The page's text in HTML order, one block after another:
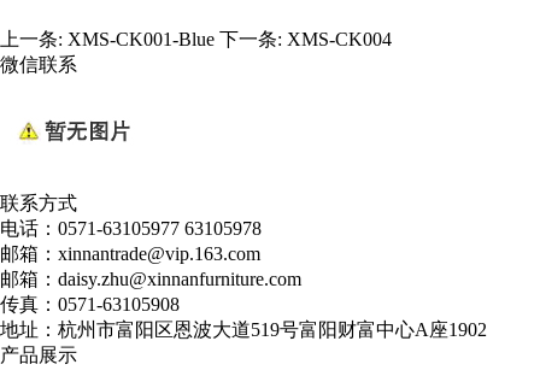
上一条: XMS-CK001-Blue 下一条: XMS-CK004
微信联系
联系方式
电话：0571-63105977 63105978
邮箱：xinnantrade@vip.163.com
邮箱：daisy.zhu@xinnanfurniture.com
传真：0571-63105908
地址：杭州市富阳区恩波大道519号富阳财富中心A座1902
产品展示